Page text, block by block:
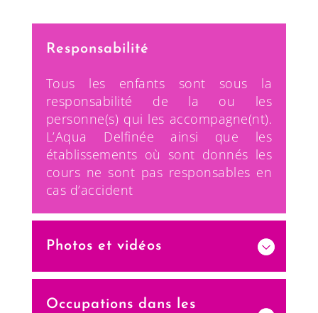
Responsabilité
Tous les enfants sont sous la
responsabilité de la ou les
personne(s) qui les accompagne(nt).
L’Aqua Delfinée ainsi que les
établissements où sont donnés les
cours ne sont pas responsables en
cas d’accident
Photos et vidéos
Occupations dans les